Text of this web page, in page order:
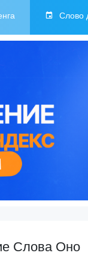
Слово
Слова Оно